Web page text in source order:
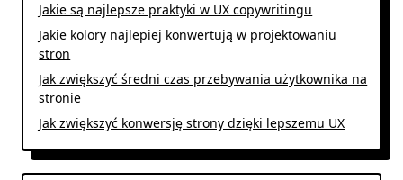
Jakie są najlepsze praktyki w UX copywritingu
Jakie kolory najlepiej konwertują w projektowaniu
stron
Jak zwiększyć średni czas przebywania użytkownika na
stronie
Jak zwiększyć konwersję strony dzięki lepszemu UX